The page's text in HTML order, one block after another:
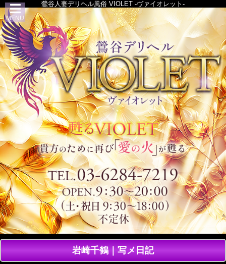
鶯谷人妻デリヘル風俗 VIOLET -ヴァイオレット-
岩崎千鶴｜写メ日記
MENU